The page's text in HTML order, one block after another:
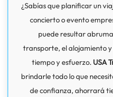
¿Sabías que planificar un
concierto o evento
puede resultar
transporte, el alojamiento
tiempo y esfuerzo. USA
brindarle todo lo que
de confianza, ahorrará